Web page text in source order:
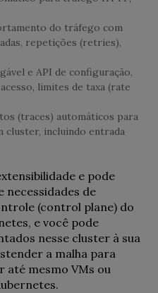
do tráfego com
repetições (retries),
e API de configuração,
limites de taxa (rate
(traces) automáticos para
incluindo entrada
e pode
necessidades de
(control plane) do
e você pode
nesse cluster à sua
a malha para
mesmo VMs ou